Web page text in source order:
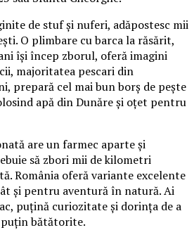
de stuf și nuferi, adăpostesc mii
O plimbare cu barca la răsărit,
își încep zborul, oferă imagini
majoritatea pescari din
prepară cel mai bun borș de pește
apă din Dunăre și oțet pentru
are un farmec aparte și
să zbori mii de kilometri
România oferă variante excelente
și pentru aventură în natură. Ai
puțină curiozitate și dorința de a
bătătorite.